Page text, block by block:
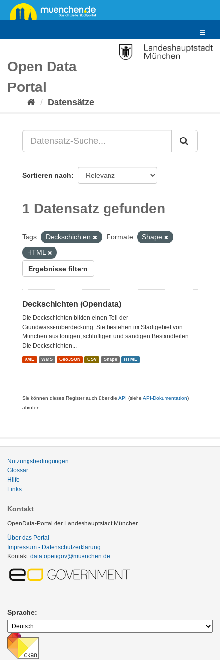
Überspringen
zum
Toggle
Open Data
Portal
Datensätze
Sortieren nach
1 Datensatz gefunden
Tags: Deckschichten Formate:
Shape
HTML
Ergebnisse filtern
Deckschichten (Opendata)
Die Deckschichten bilden einen Teil der
Grundwasserüberdeckung. Sie bestehen im Stadtgebiet von
München aus tonigen, schluffigen und sandigen Bestandteilen.
Die Deckschichten...
XML WMS GeoJSON CSV Shape HTML
Sie können dieses Register auch über die API (siehe API-Dokumentation)
abrufen.
Nutzungsbedingungen
Glossar
Hilfe
Links
Kontakt
OpenData-Portal der Landeshauptstadt München
Über das Portal
Impressum - Datenschutzerklärung
Kontakt: data.opengov@muenchen.de
Sprache